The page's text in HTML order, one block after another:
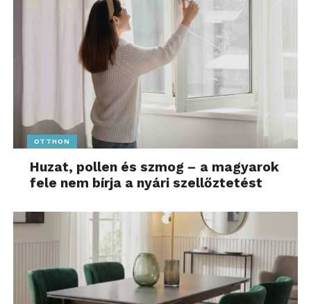
OTTHON
Huzat, pollen és szmog – a magyarok
fele nem bírja a nyári szellőztetést